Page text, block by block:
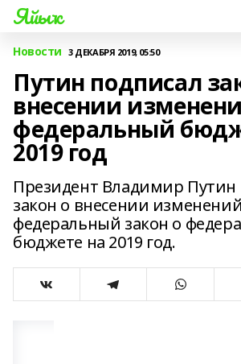
Яйыҡ
Новости 3 ДЕКАБРЯ 2019, 05:50
Путин подписал
внесении
федеральный
2019 год
Президент Владимир Путин
закон о внесении
федеральный закон о
бюджете на 2019 год.